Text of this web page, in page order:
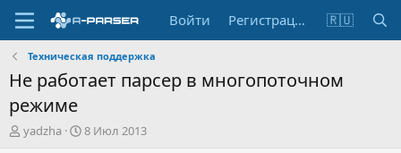
Войти Регистрация 🇷🇺
Техническая поддержка
Не работает парсер в многопоточном
режиме
А
yadzha
Д
8 Июл 2013